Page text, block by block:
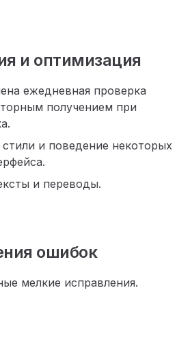
и оптимизация
ежедневная проверка
получением при
и поведение некоторых
и переводы.
ошибок
мелкие исправления.